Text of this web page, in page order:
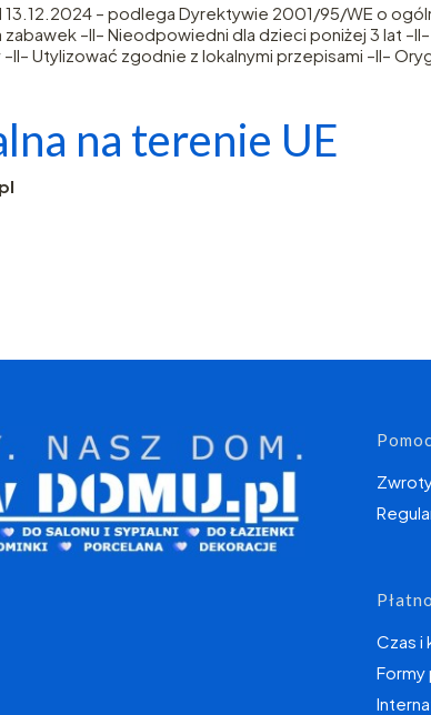
13.12.2024 – podlega Dyrektywie 2001/95/WE o
–II– Nieodpowiedni dla dzieci poniżej 3 lat
Utylizować zgodnie z lokalnymi przepisami –II–
na terenie UE
Pomoc
Czas i
Formy